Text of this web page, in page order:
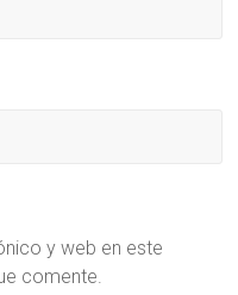
y web en este
comente.